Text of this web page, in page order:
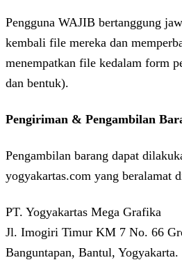
Pengguna WAJIB bertanggung
kembali file mereka dan
menempatkan file kedalam form
dan bentuk).
Pengiriman & Pengambilan
Pengambilan barang dapat
yogyakartas.com yang beralamat
PT. Yogyakartas Mega Grafika
Jl. Imogiri Timur KM 7 No. 66
Banguntapan, Bantul, Yogyakarta.